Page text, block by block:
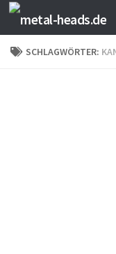
Zum Inhalt springen
SCHLAGWÖRTER: